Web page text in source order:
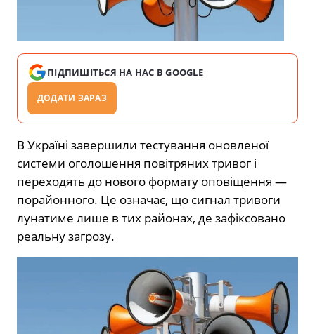
ПІДПИШІТЬСЯ НА НАС В GOOGLE
ДОДАТИ ЗАРАЗ
В Україні завершили тестування оновленої
системи оголошення повітряних тривог і
переходять до нового формату оповіщення —
порайонного. Це означає, що сигнал тривоги
лунатиме лише в тих районах, де зафіксовано
реальну загрозу.